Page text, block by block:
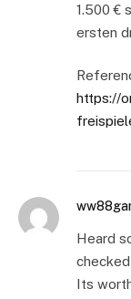
1.500 €
ersten
https://
Heard
Its